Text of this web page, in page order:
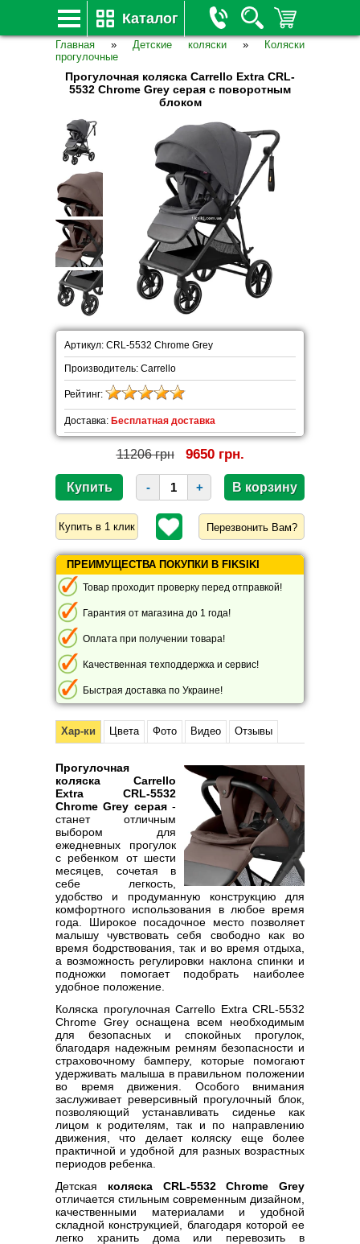
Каталог
Главная » Детские коляски »
Коляски
прогулочные
Прогулочная коляска Carrello Extra CRL-
5532 Chrome Grey серая с поворотным
блоком
Артикул: CRL-5532 Chrome Grey
Производитель: Carrello
Рейтинг:
Доставка: Бесплатная доставка
11206 грн 9650 грн.
- +
Перезвонить Вам?
ПРЕИМУЩЕСТВА ПОКУПКИ В FIKSIKI
Товар проходит проверку перед отправкой!
Гарантия от магазина до 1 года!
Оплата при получении товара!
Качественная техподдержка и сервис!
Быстрая доставка по Украине!
Хар-ки Цвета Фото Видео Отзывы
Прогулочная
коляска Carrello
Extra CRL-5532
Chrome Grey серая-
станет отличным
выбором для
ежедневных прогулок
с ребенком от шести
месяцев, сочетая в
себе легкость,
удобство и продуманную конструкцию для
комфортного использования в любое время
года. Широкое посадочное место позволяет
малышу чувствовать себя свободно как во
время бодрствования, так и во время отдыха,
а возможность регулировки наклона спинки и
подножки помогает подобрать наиболее
удобное положение.
Коляска прогулочная Carrello Extra CRL-5532
Chrome Grey оснащена всем необходимым
для безопасных и спокойных прогулок,
благодаря надежным ремням безопасности и
страховочному бамперу, которые помогают
удерживать малыша в правильном положении
во время движения. Особого внимания
заслуживает реверсивный прогулочный блок,
позволяющий устанавливать сиденье как
лицом к родителям, так и по направлению
движения, что делает коляску еще более
практичной и удобной для разных возрастных
периодов ребенка.
Детская коляска CRL-5532 Chrome Grey
отличается стильным современным дизайном,
качественными материалами и удобной
складной конструкцией, благодаря которой ее
легко хранить дома или перевозить в